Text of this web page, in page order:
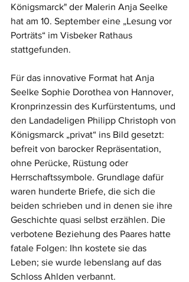
Königsmarck" der Malerin Anja Seelke
hat am 10. September eine „Lesung vor
Porträts“ im Visbeker Rathaus
stattgefunden.
Für das innovative Format hat Anja
Seelke Sophie Dorothea von Hannover,
Kronprinzessin des Kurfürstentums, und
den Landadeligen Philipp Christoph von
Königsmarck „privat“ ins Bild gesetzt:
befreit von barocker Repräsentation,
ohne Perücke, Rüstung oder
Herrschaftssymbole. Grundlage dafür
waren hunderte Briefe, die sich die
beiden schrieben und in denen sie ihre
Geschichte quasi selbst erzählen. Die
verbotene Beziehung des Paares hatte
fatale Folgen: Ihn kostete sie das
Leben; sie wurde lebenslang auf das
Schloss Ahlden verbannt.